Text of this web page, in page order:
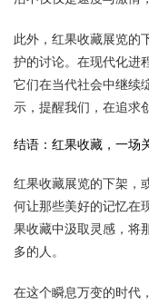
此外，红果收藏展览的
护的讨论。在现代化进
它们在当代社会中继续
示，提醒我们，在追求
结语：红果收藏，一场
红果收藏展览的下架，
何让那些美好的记忆在
果收藏中汲取灵感，将
多的人。
在这个瞬息万变的时代